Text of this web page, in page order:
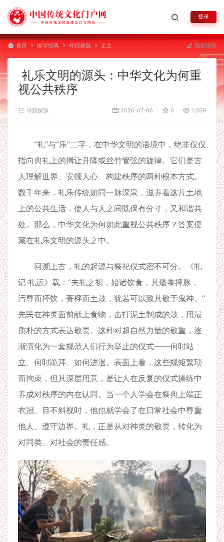
登录
首页 国学经典 寻踪探源 正文 我要投稿
礼乐文明的源头：中华文化为何重
视公共秩序
寻踪探源 2026-07-06 0 1,059
“礼”与“乐”二字，在中华文明的语境中，绝非仅仅
指向典礼上的揖让升降或丝竹管弦的旋律。它们是古
人理解世界、安顿人心、构建秩序的两种根本方式。
数千年来，礼乐传统如同一脉深泉，滋养着这片土地
上的公共生活，使人与人之间既保有分寸，又和谐共
处。那么，中华文化为何如此重视公共秩序？答案便
藏在礼乐文明的源头之中。
回溯上古，礼的起源与祭祀仪式密不可分。《礼
记·礼运》载：“夫礼之初，始诸饮食，其燔黍捭豚，
污尊而抔饮，蒉桴而土鼓，犹若可以致其敬于鬼神。”
先民在神灵面前献上食物，击打泥土制成的鼓，用最
质朴的方式表达敬畏。这种对超自然力量的敬重，逐
渐演化为一套规范人们行为举止的仪式——何时站
立、何时跪拜、如何进退。表面上看，这些规矩繁琐
而拘束，但其深层用意，是让人在反复的仪式操练中
养成对秩序的内在认同。当一个人学会在祭典上端正
衣冠、目不斜视时，他也就学会了在日常社会中尊重
他人、遵守边界。礼，正是从对神灵的敬畏，转化为
对同类、对社会的责任感。